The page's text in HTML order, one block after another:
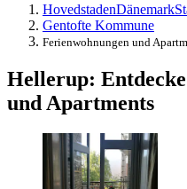
HovedstadenDänemark
Gentofte Kommune
Ferienwohnungen und
Hellerup:
und Apartments